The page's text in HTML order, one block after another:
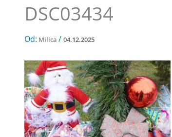
DSC03434
Od: Milica / 04.12.2025